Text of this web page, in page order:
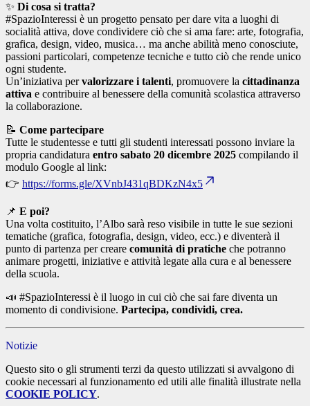
✨ Di cosa si tratta?
#SpazioInteressi è un progetto pensato per dare vita a luoghi di
socialità attiva, dove condividere ciò che si ama fare: arte, fotografia,
grafica, design, video, musica… ma anche abilità meno conosciute,
passioni particolari, competenze tecniche e tutto ciò che rende unico
ogni studente.
Un’iniziativa pervalorizzare i talenti, promuovere la cittadinanza
attiva e contribuire al benessere della comunità scolastica attraverso
la collaborazione.
📝 Come partecipare
Tutte le studentesse e tutti gli studenti interessati possono inviare la
propria candidatura entro sabato 20 dicembre 2025 compilando il
modulo Google al link:
👉 https://forms.gle/XVnbJ431qBDKzN4x5
📌 E poi?
Una volta costituito, l’Albo sarà reso visibile in tutte le sue sezioni
tematiche (grafica, fotografia, design, video, ecc.) e diventerà il
punto di partenza per creare comunità di pratiche che potranno
animare progetti, iniziative e attività legate alla cura e al benessere
della scuola.
📣 #SpazioInteressi è il luogo in cui ciò che sai fare diventa un
momento di condivisione. Partecipa, condividi, crea.
Notizie
Questo sito o gli strumenti terzi da questo utilizzati si avvalgono di
cookie necessari al funzionamento ed utili alle finalità illustrate nella
COOKIE POLICY.